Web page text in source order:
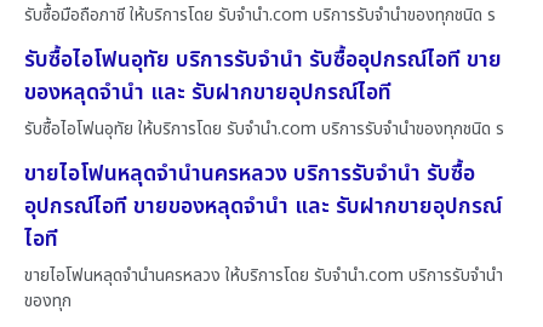
รับซื้อมือถือภาชี ให้บริการโดย รับจํานํา.com บริการรับจำนำของทุกชนิด ร
รับซื้อไอโฟนอุทัย บริการรับจำนำ รับซื้ออุปกรณ์ไอที ขาย
ของหลุดจำนำ และ รับฝากขายอุปกรณ์ไอที
รับซื้อไอโฟนอุทัย ให้บริการโดย รับจํานํา.com บริการรับจำนำของทุกชนิด ร
ขายไอโฟนหลุดจำนำนครหลวง บริการรับจำนำ รับซื้อ
อุปกรณ์ไอที ขายของหลุดจำนำ และ รับฝากขายอุปกรณ์
ไอที
ขายไอโฟนหลุดจำนำนครหลวง ให้บริการโดย รับจํานํา.com บริการรับจำนำ
ของทุก